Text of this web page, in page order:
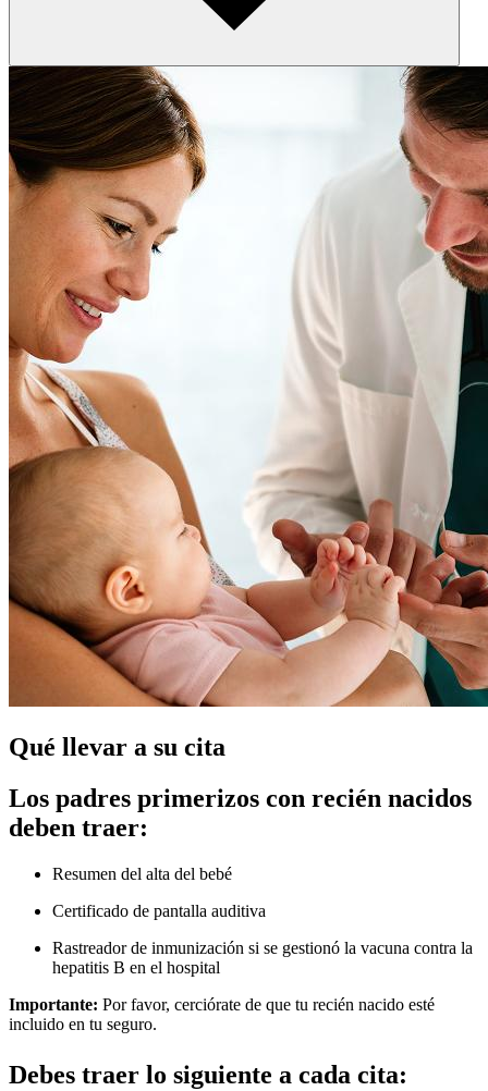
Qué llevar a su cita
Los padres primerizos con recién nacidos
deben traer:
Resumen del alta del bebé
Certificado de pantalla auditiva
Rastreador de inmunización si se gestionó la vacuna contra la
hepatitis B en el hospital
Importante: Por favor, cerciórate de que tu recién nacido esté
incluido en tu seguro.
Debes traer lo siguiente a cada cita: